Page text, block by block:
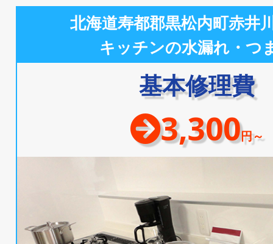
北海道寿都郡黒松内町赤井
キッチンの水漏れ・つ
基本修理費
3,300円～